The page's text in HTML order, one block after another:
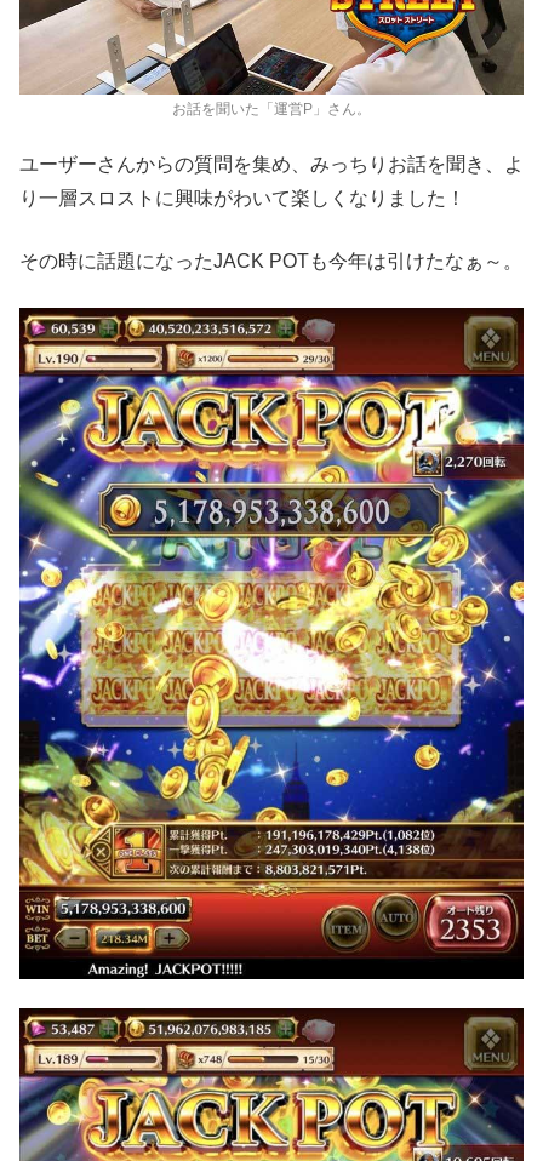
お話を聞いた「運営P」さん。
ユーザーさんからの質問を集め、みっちりお話を聞き、よ
り一層スロストに興味がわいて楽しくなりました！
その時に話題になったJACK POTも今年は引けたなぁ～。